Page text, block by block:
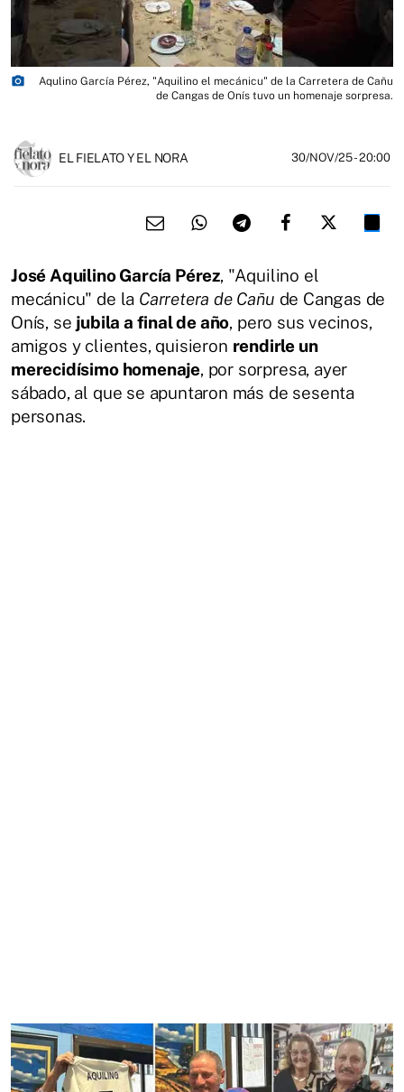
photo_camera
Aqulino García Pérez, "Aquilino el mecánicu" de la Carretera de Cañu
de Cangas de Onís tuvo un homenaje sorpresa.
EL FIELATO Y EL NORA 30/NOV/25- 20:00
José Aquilino García Pérez, "Aquilino el
mecánicu" de la Carretera de Cañu de Cangas de
Onís, se jubila a final de año, pero sus vecinos,
amigos y clientes, quisieron rendirle un
merecidísimo homenaje, por sorpresa, ayer
sábado, al que se apuntaron más de sesenta
personas.